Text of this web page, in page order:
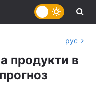
рус
продукти в